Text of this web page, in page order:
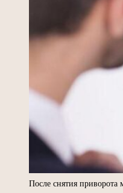
После снятия